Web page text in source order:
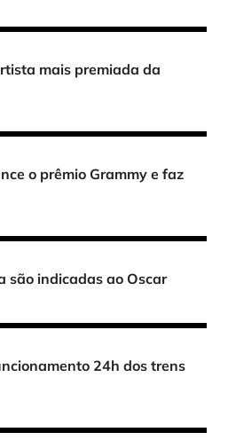
mais premiada da
o prêmio Grammy e faz
são indicadas ao Oscar
24h dos trens